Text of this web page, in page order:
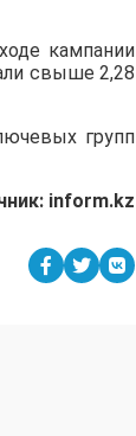
кампании
свыше 2,28
групп
inform.kz